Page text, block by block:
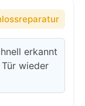
erkannt
wieder